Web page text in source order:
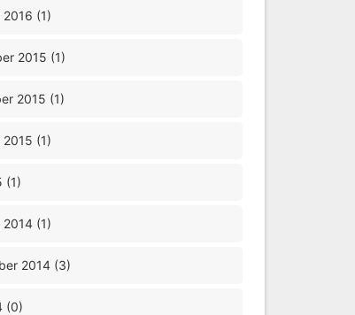
(1)
2015 (1)
2015 (1)
(1)
(1)
(1)
2014 (3)
(0)